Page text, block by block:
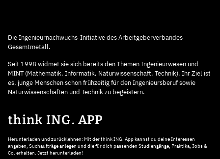
Die Ingenieurnachwuchs-Initiative des Arbeitgeberverbandes
Gesamtmetall.
Seit 1998 widmet sie sich bereits den Themen Ingenieurwesen und
MINT (Mathematik, Informatik, Naturwissenschaft, Technik). Ihr Ziel ist
es, junge Menschen schon frühzeitig für den Ingenieursberuf sowie
Naturwissenschaften und Technik zu begeistern.
think ING. APP
Herunterladen und zurücklehnen: Mit der think ING. App kannst du deine Interessen
angeben, Suchaufträge anlegen und die für dich passenden Studiengänge, Praktika, Jobs &
Co. erhalten. Jetzt herunterladen!